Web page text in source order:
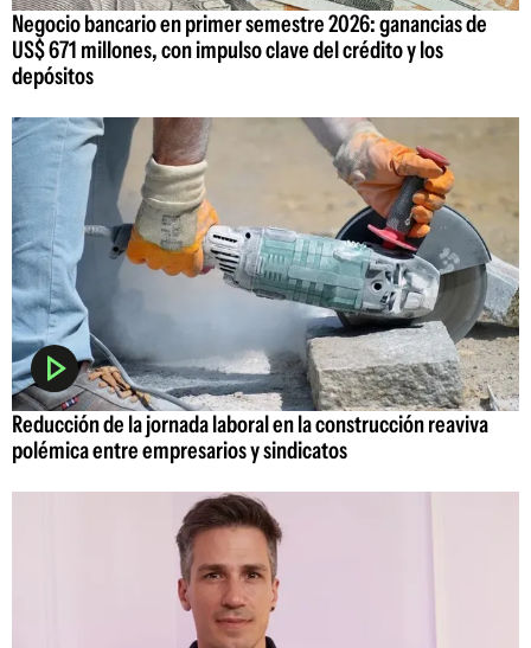
Negocio bancario en primer semestre 2026: ganancias de
US$ 671 millones, con impulso clave del crédito y los
depósitos
Reducción de la jornada laboral en la construcción reaviva
polémica entre empresarios y sindicatos